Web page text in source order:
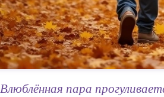
Влюблённая пара